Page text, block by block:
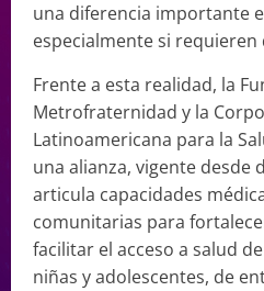
una diferencia importante
especialmente si requieren
Frente a esta realidad, la
Metrofraternidad y la
Latinoamericana para la
una alianza, vigente desde
articula capacidades
comunitarias para
facilitar el acceso a salud
niñas y adolescentes, de